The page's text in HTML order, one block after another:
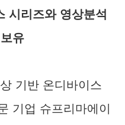
시리즈와 영상분석
유
기반 온디바이스
기업 슈프리마에이